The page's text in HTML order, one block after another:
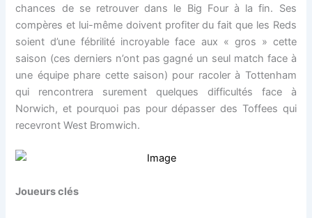
chances de se retrouver dans le Big Four à la fin. Ses
compères et lui-même doivent profiter du fait que les Reds
soient d’une fébrilité incroyable face aux « gros » cette
saison (ces derniers n’ont pas gagné un seul match face à
une équipe phare cette saison) pour racoler à Tottenham
qui rencontrera surement quelques difficultés face à
Norwich, et pourquoi pas pour dépasser des Toffees qui
recevront West Bromwich.
Joueurs clés